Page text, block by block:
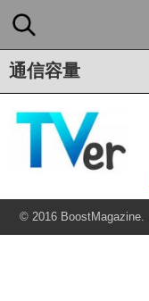
通信容量
© 2016 BoostMagazine.